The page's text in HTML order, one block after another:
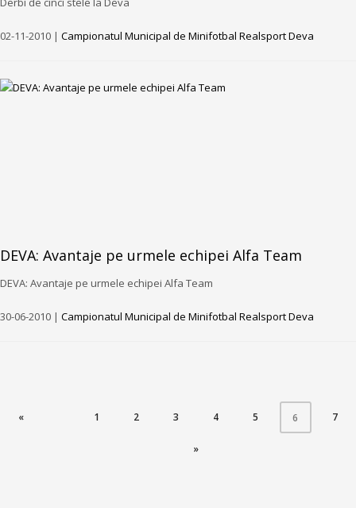
02-11-2010 | Campionatul Municipal de Minifotbal Realsport Deva
DEVA: Avantaje pe urmele echipei Alfa Team
DEVA: Avantaje pe urmele echipei Alfa Team
30-06-2010 | Campionatul Municipal de Minifotbal Realsport Deva
« 1 2 3 4 5 6 (CURRENT)
7
»